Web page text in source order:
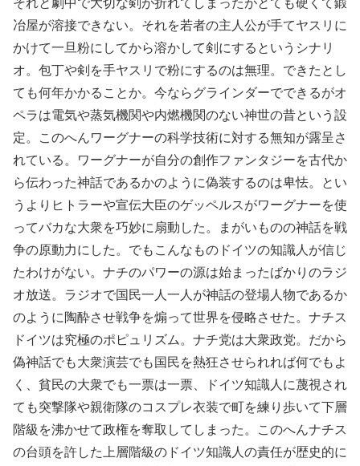
冶屋が溶接できない。それを若者の主人公が手てヤスリに
かけて一旦粉にしてから溶かして剣にするというシナリ
オ。包丁や剣を手ヤスリで粉にするのは無理。できたとし
ても何年かかることか。今ならグラインダーでできるがオ
ペラは電気や蒸気機関や内燃機関のない神世の昔という設
定。このへんワーグナーの科学技術に対する無知が露呈さ
れている。ワーグナーが自分の創作ファンタジーを古代か
ら伝わった神話であるかのように偽装するのは卑怯。とい
うよりヒトラーや宣伝大臣のゲッペルスがワーグナーを使
ってバカな大衆を巧妙に扇動した。まがいものの神話を戦
争の原動力にした。でもこんなものドイツの知識人が信じ
たわけがない。ナチのパワーの源は始まったばかりのラジ
オ放送。ラジオで国民一人一人が神話の登場人物であるか
のように陶酔させ戦争を煽って世界を侵略させた。ナチス
ドイツは究極のポピュリズム。ナチ党は大衆政党。だから
偽神話でも大衆演芸でも国民を熱狂させられれば何でもよ
く、貧民の大衆でも一票は一票、ドイツ知識人に蔑視され
ても突撃隊や親衛隊のコスプレ衣装で町を練り歩いて下層
階級を沸かせて政権を奪取してしまった。このへんナチス
の台頭を許した上層階級のドイツ知識人の責任が歴史的に